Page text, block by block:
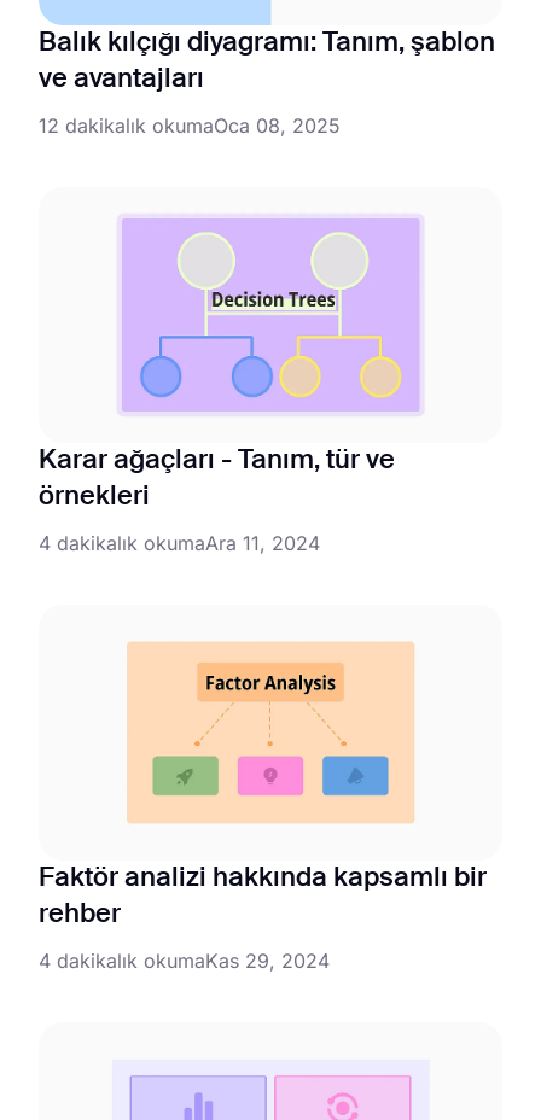
Balık kılçığı diyagramı: Tanım, şablon
ve avantajları
12 dakikalık okumaOca 08, 2025
Karar ağaçları - Tanım, tür ve
örnekleri
4 dakikalık okumaAra 11, 2024
Faktör analizi hakkında kapsamlı bir
rehber
4 dakikalık okumaKas 29, 2024